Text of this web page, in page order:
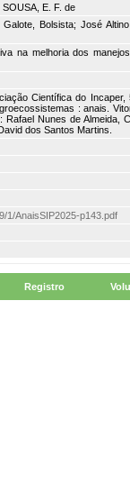
E. F. de
Bolsista; José Altino
na melhoria dos
Científica do Incaper,
: anais.
Nunes de Almeida,
dos Santos Martins.
1/AnaisSIP2025-p143.pdf
Registro